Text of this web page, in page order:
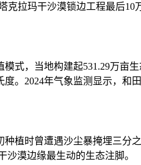
拉玛干沙漠锁边工程最后10
，当地构建起531.29万亩
。2024年气象监测显示，和
时曾遭遇沙尘暴掩埋三分
漠边缘最生动的生态注脚。